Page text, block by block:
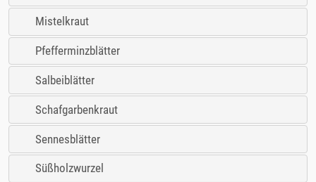
Mistelkraut
Pfefferminzblätter
Salbeiblätter
Schafgarbenkraut
Sennesblätter
Süßholzwurzel